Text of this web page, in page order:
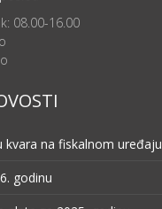
08.00-16.00
kvara na fiskalnom uređaju
godinu